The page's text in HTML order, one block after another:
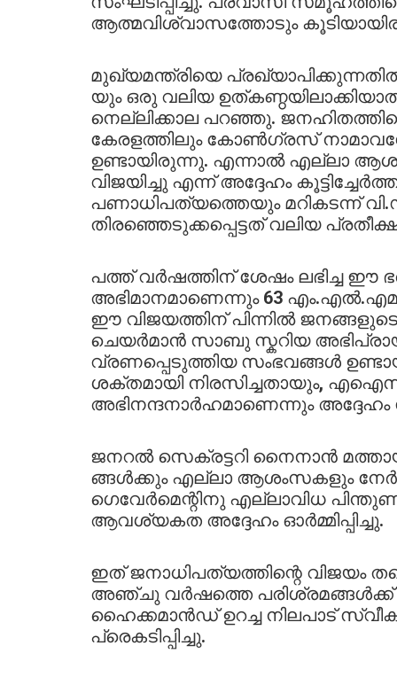
ആത്മവിശ്വാസത്തോടും
മുഖ്യമന്ത്രിയെ
യും ഒരു വലിയ
നെല്ലിക്കാല പറഞ്ഞു.
കേരളത്തിലും കോൺഗ്രസ്
ഉണ്ടായിരുന്നു. എന്നാൽ എല്ലാ
വിജയിച്ചു എന്ന് അദ്ദേഹം
പണാധിപത്യത്തെയും മറികടന്ന്
തിരഞ്ഞെടുക്കപ്പെട്ടത് വലിയ
പത്ത് വർഷത്തിന് ശേഷം ലഭിച്ച ഈ
അഭിമാനമാണെന്നും 63
ഈ വിജയത്തിന് പിന്നിൽ
ചെയർമാൻ സാബു സ്കറിയ
വ്രണപ്പെടുത്തിയ സംഭവങ്ങൾ
ശക്തമായി നിരസിച്ചതായും,
അഭിനന്ദനാർഹമാണെന്നും അദ്ദേഹം
ജനറൽ സെക്രട്ടറി നൈനാൻ
ങ്ങൾക്കും എല്ലാ ആശംസകളും
ഗെവേർമെന്റിനു എല്ലാവിധ
ആവശ്യകത അദ്ദേഹം ഓർമ്മിപ്പിച്ചു.
ഇത് ജനാധിപത്യത്തിന്റെ വിജയം
അഞ്ചു വർഷത്തെ പരിശ്രമങ്ങൾക്ക്
ഹൈക്കമാൻഡ് ഉറച്ച നിലപാട്
പ്രെകടിപ്പിച്ചു.